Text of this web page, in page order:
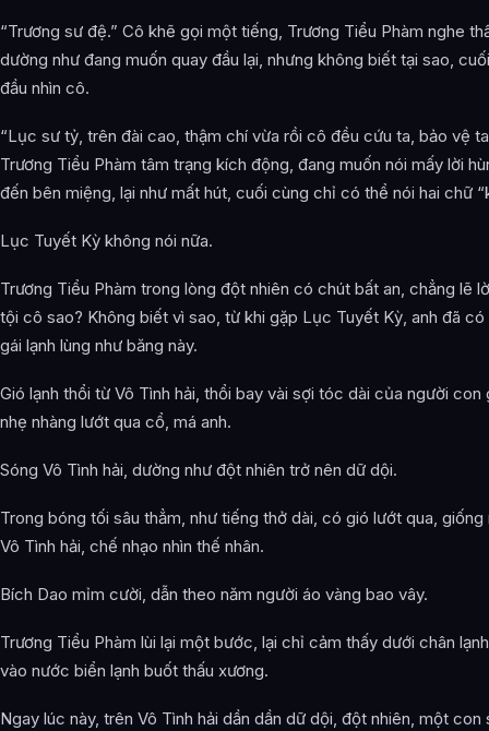
“Trương sư đệ.” Cô khẽ gọi một tiếng, Trương Tiểu Phàm nghe
dường như đang muốn quay đầu lại, nhưng không biết tại sao,
đầu nhìn cô.
“Lục sư tỷ, trên đài cao, thậm chí vừa rồi cô đều cứu ta, bảo vệ
Trương Tiểu Phàm tâm trạng kích động, đang muốn nói mấy lời
đến bên miệng, lại như mất hút, cuối cùng chỉ có thể nói hai chữ
Lục Tuyết Kỳ không nói nữa.
Trương Tiểu Phàm trong lòng đột nhiên có chút bất an, chẳng lẽ
tội cô sao? Không biết vì sao, từ khi gặp Lục Tuyết Kỳ, anh đã
gái lạnh lùng như băng này.
Gió lạnh thổi từ Vô Tình hải, thổi bay vài sợi tóc dài của người con
nhẹ nhàng lướt qua cổ, má anh.
Sóng Vô Tình hải, dường như đột nhiên trở nên dữ dội.
Trong bóng tối sâu thẳm, như tiếng thở dài, có gió lướt qua,
Vô Tình hải, chế nhạo nhìn thế nhân.
Bích Dao mỉm cười, dẫn theo năm người áo vàng bao vây.
Trương Tiểu Phàm lùi lại một bước, lại chỉ cảm thấy dưới chân
vào nước biển lạnh buốt thấu xương.
Ngay lúc này, trên Vô Tình hải dần dần dữ dội, đột nhiên, một